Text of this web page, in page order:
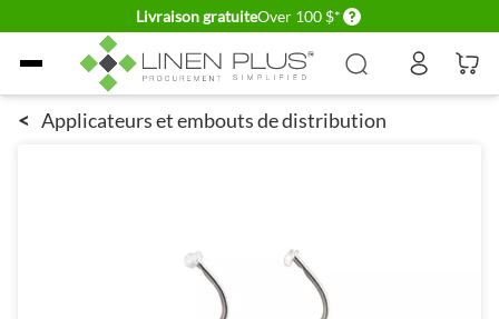
Livraison gratuiteOver 100 $* Delivery conditions
Allez au contenu
< Applicateurs et embouts de distribution